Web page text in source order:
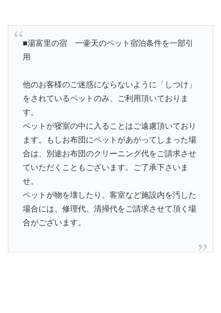
■湯富里の宿 一壷天のペット宿泊条件を一部引
用
他のお客様のご迷惑にならないように「しつけ」
をされているペットのみ、ご利用頂いておりま
す。
ペットが寝室の中に入ることはご遠慮頂いており
ます。もしお布団にペットがあがってしまった場
合は、別途お布団のクリーニング代をご請求させ
ていただくこともございます。ご了承下さいま
せ。
ペットが物を壊したり、客室など施設内を汚した
場合には、修理代、清掃代をご請求させて頂く場
合がございます。